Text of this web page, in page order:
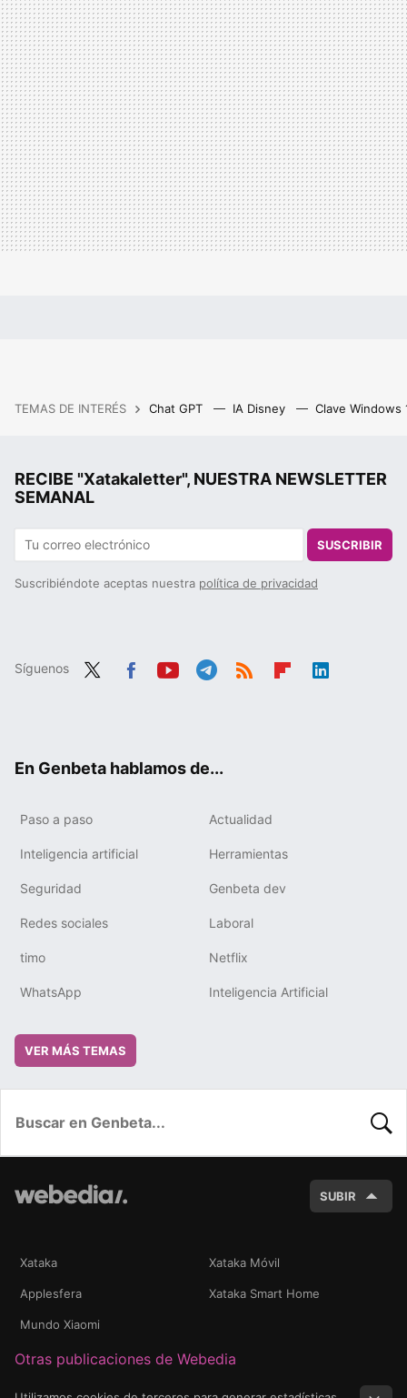
TEMAS DE INTERÉS Chat GPT IA Disney Clave Windows
RECIBE "Xatakaletter", NUESTRA NEWSLETTER
SEMANAL
SUSCRIBIR
Suscribiéndote aceptas nuestra política de privacidad
Síguenos
En Genbeta hablamos de...
Paso a paso Actualidad
Inteligencia artificial Herramientas
Seguridad Genbeta dev
Redes sociales Laboral
timo Netflix
WhatsApp Inteligencia Artificial
VER MÁS TEMAS
SUBIR
Xataka Xataka Móvil
Applesfera Xataka Smart Home
Mundo Xiaomi
Otras publicaciones de Webedia